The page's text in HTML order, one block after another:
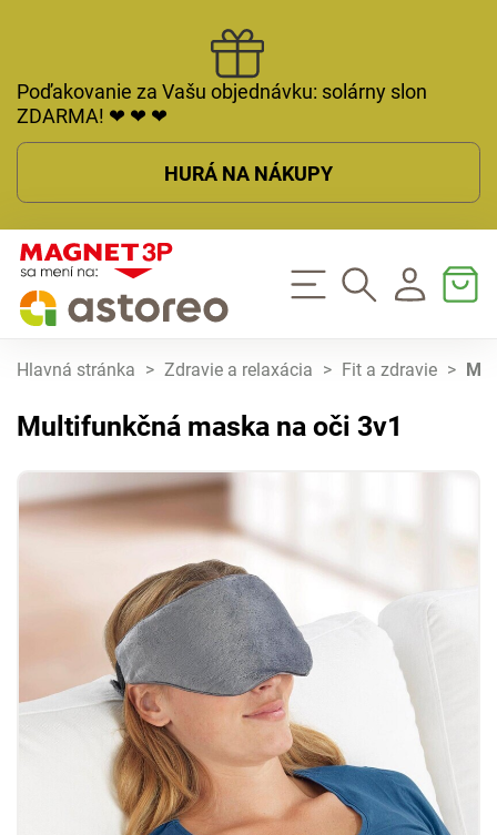
Poďakovanie za Vašu objednávku: solárny slon
ZDARMA! ❤ ❤ ❤
HURÁ NA NÁKUPY
Hlavná stránka > Zdravie a relaxácia > Fit a zdravie >
Multifunkčná maska ​​na oči 3v1